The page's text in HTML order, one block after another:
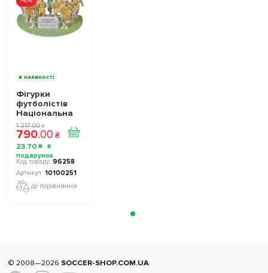
в наявності
Фігурки
футболістів
Національна
Збірна України
TOP FOOTBALL
STARS
Collection 2
10100251
1 317.00 ₴
790.00 ₴
23.70 ₴
96258
10100251
до порівняння
© 2008—2026 SOCCER-SHOP.COM.UA